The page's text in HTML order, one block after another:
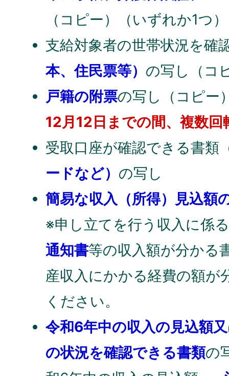
（コピー）（いずれか1つ）
支給対象者の世帯状況を確
本、住民票等） の写し（コ
戸籍の附票の写し（コピー
12月12日までの間、複数回
受取口座が確認できる書類
ードなど） の写し
簡易な収入（所得）見込額
※申し立てを行う収入に係
通知書等の収入額が分かる
産収入にかかる経費の額が
ください。
令和6年中の収入の見込額
の状況を確認できる書類の